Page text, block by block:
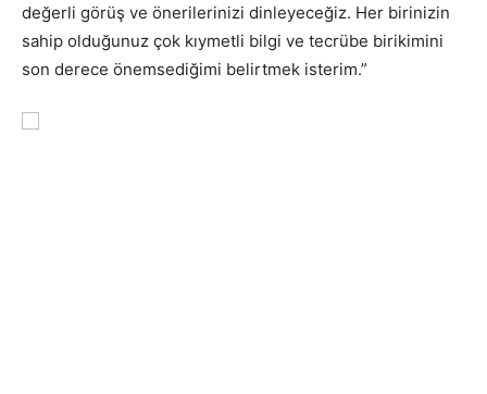
değerli görüş ve önerilerinizi dinleyeceğiz. Her birinizin
sahip olduğunuz çok kıymetli bilgi ve tecrübe birikimini
son derece önemsediğimi belirtmek isterim.”